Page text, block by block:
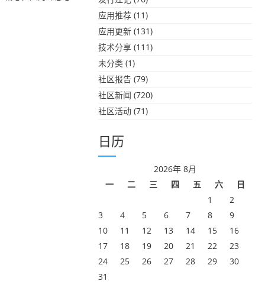
应用推荐 (11)
应用更新 (131)
技术分享 (111)
未分类 (1)
社区报告 (79)
社区新闻 (720)
社区活动 (71)
日历
2026年 8月
一
二 三 四 五 六
日
1
2
3
4 5 6 7 8
9
10
11 12 13 14 15
16
17
18 19 20 21 22
23
24
25 26 27 28 29
30
31